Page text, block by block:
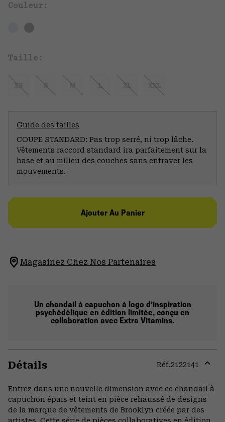
Couleur:
Taille:
XS S M L XL XXL
Guide des tailles
COUPE STANDARD: Pas trop serré, ni trop lâche.
Vêtements raccord standard ira parfaitement sur la
base et au milieu des couches sans entraver les
mouvements.
Ajouter Au Panier
Magasinez Chez Nos Partenaires
Un chandail à capuchon à logo d’inspiration
psychédélique en édition limitée, conçu en
collaboration avec Extra Vitamins.
Détails Réf.2122141
or
Entrez dans une nouvelle dimension avec ce chandail à
capuchon épais et teint en pièce rehaussé de designs
de la marque de vêtements de Brooklyn créée par des
artistes. Cette série de pièces collaboratives en édition